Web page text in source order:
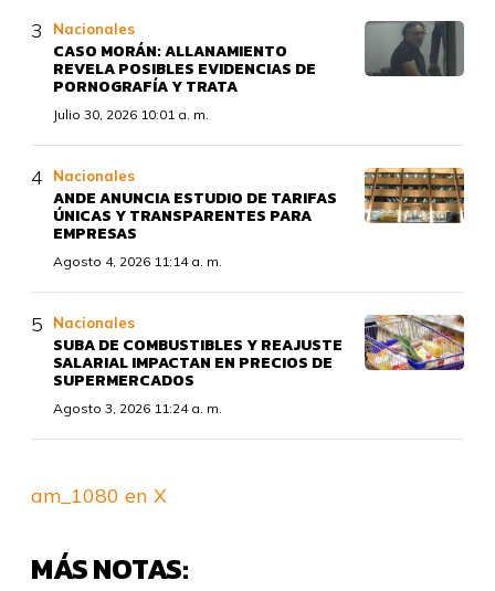
Nacionales
CASO MORÁN: ALLANAMIENTO
REVELA POSIBLES EVIDENCIAS DE
PORNOGRAFÍA Y TRATA
Julio 30, 2026 10:01 a. m.
Nacionales
ANDE ANUNCIA ESTUDIO DE TARIFAS
ÚNICAS Y TRANSPARENTES PARA
EMPRESAS
Agosto 4, 2026 11:14 a. m.
Nacionales
SUBA DE COMBUSTIBLES Y REAJUSTE
SALARIAL IMPACTAN EN PRECIOS DE
SUPERMERCADOS
Agosto 3, 2026 11:24 a. m.
am_1080 en X
MÁS NOTAS: